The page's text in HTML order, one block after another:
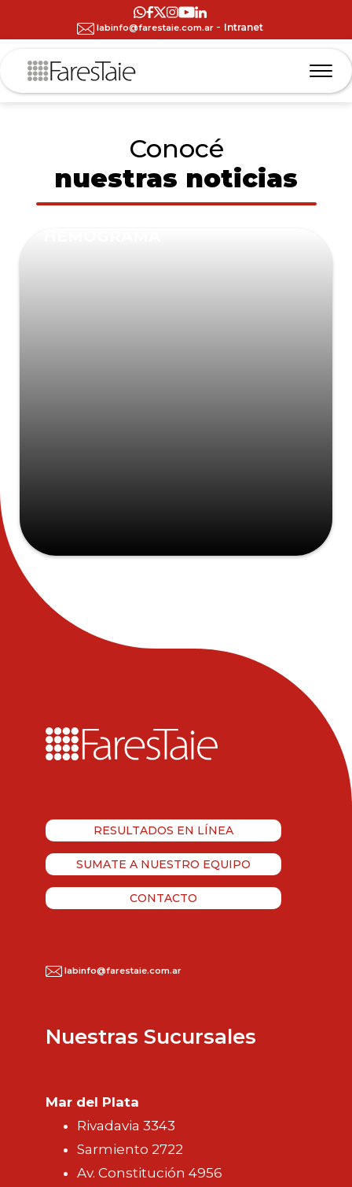
labinfo@farestaie.com.ar - Intranet
Conocé
nuestras noticias
RESULTADOS EN LÍNEA
SUMATE A NUESTRO EQUIPO
CONTACTO
labinfo@farestaie.com.ar
Nuestras Sucursales
Mar del Plata
Rivadavia 3343
Sarmiento 2722
Av. Constitución 4956